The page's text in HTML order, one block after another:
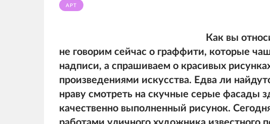
АРТ
Как вы
не говорим сейчас о граффити, которые
надписи, а спрашиваем о красивых
произведениями искусства. Едва ли
нраву смотреть на скучные серые фасады
качественно выполненный рисунок.